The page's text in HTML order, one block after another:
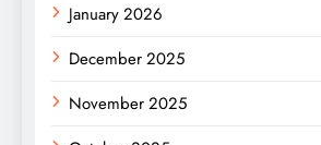
January 2026
December 2025
November 2025